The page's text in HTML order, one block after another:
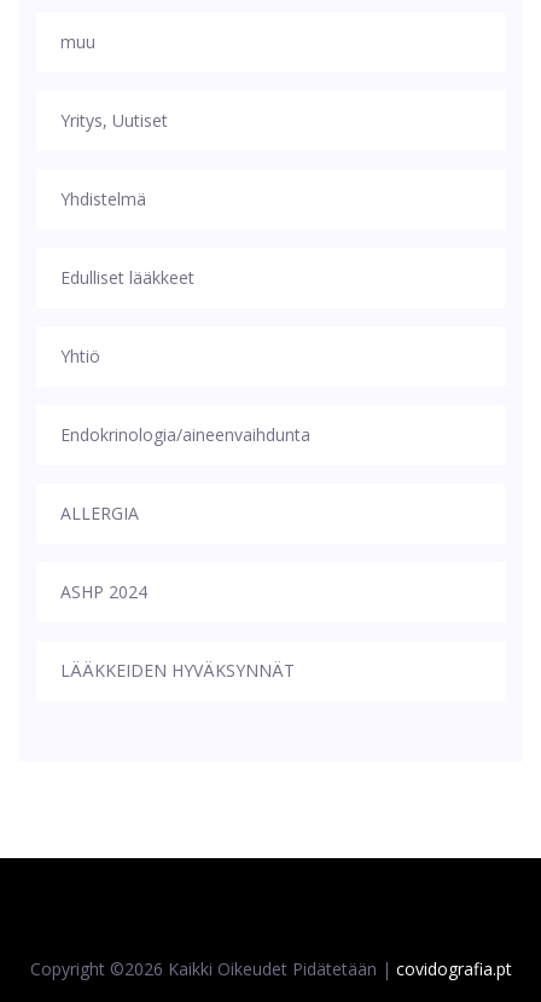
muu
Yritys, Uutiset
Yhdistelmä
Edulliset lääkkeet
Yhtiö
Endokrinologia/aineenvaihdunta
ALLERGIA
ASHP 2024
LÄÄKKEIDEN HYVÄKSYNNÄT
Copyright ©2026 Kaikki Oikeudet Pidätetään | covidografia.pt